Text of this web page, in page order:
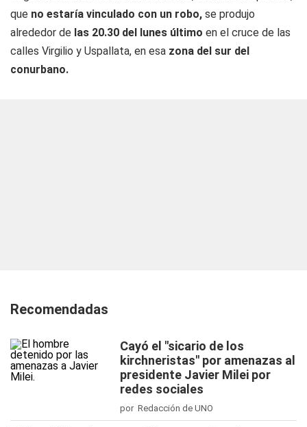
que no estaría vinculado con un robo, se produjo
alrededor de las 20.30 del lunes último en el cruce de las
calles Virgilio y Uspallata, en esa zona del sur del
conurbano.
Recomendadas
Cayó el "sicario de los
kirchneristas" por amenazas al
presidente Javier Milei por
redes sociales
por Redacción de UNO